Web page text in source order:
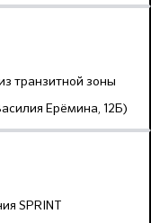
транзитной зоны
Ерёмина, 12Б)
SPRINT